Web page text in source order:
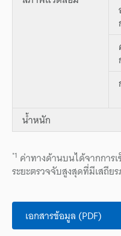
น้ำหนัก
*1 ค่าทางด้านบนได้จากการ
ระยะตรวจจับสูงสุดที่มีเสถีย
เอกสารข้อมูล (PDF)